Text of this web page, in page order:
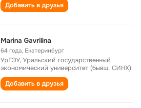
Добавить в друзья
Marina Gavrilina
64 года, Екатеринбург
УрГЭУ, Уральский государственный
экономический университет (бывш. СИНХ)
Добавить в друзья